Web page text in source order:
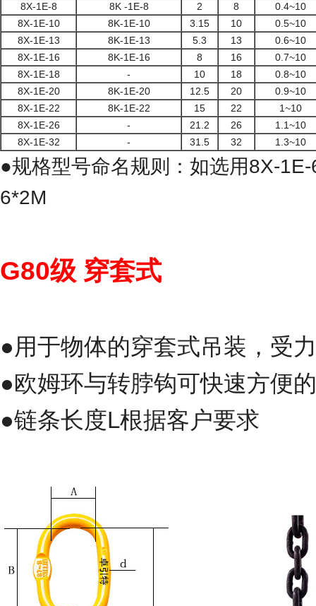
8X-1E-8
8K -1E-8 2 8
0.4~10
8X-1E-10
8K-1E-10 3.15 10
0.5~10
8X-1E-13
8K-1E-13 5.3 13
0.6~10
8X-1E-16
8K-1E-16 8 16
0.7~10
8X-1E-18
- 10 18
0.8~10
8X-1E-20
8K-1E-20 12.5 20
0.9~10
8X-1E-22
8K-1E-22 15 22
1~10
8X-1E-26
- 21.2 26
1.1~10
8X-1E-32
- 31.5 32 1.3~10
●规格型号命名规则：如选用8X-
6*2M
G80级 穿套式
●用于物体的穿套式吊装，受
●欧姆环与转脖钩可快速方便
●链条长度L根据客户要求